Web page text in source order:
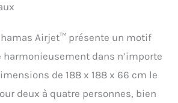
le confort et la tranquillité
de votre maison Le
matériau DuraPlus est
soumis à des tests de
durée de vie supérieure et
Airjet™ présente un motif
harmonieusement dans n’importe
de 188 x 188 x 66 cm le
deux à quatre personnes, bien